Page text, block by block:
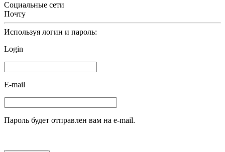
Социальные сети
Почту
Используя логин и пароль:
Login
E-mail
Пароль будет отправлен вам на e-mail.